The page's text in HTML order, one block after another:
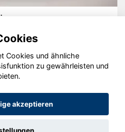
GmbH 2020 - 2026
Cookies und ähnliche
zu gewährleisten und
akzeptieren